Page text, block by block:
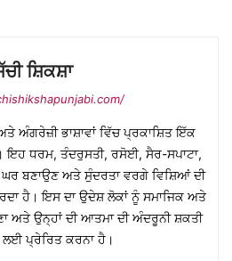
ਸ਼ਿਕਸ਼ਾ
ਅਤੇ ਅੰਗਰੇਜ਼ੀ ਭਾਸ਼ਾਵਾਂ ਵਿੱਚ ਪ੍ਰਕਾਸ਼ਿਤ ਇੱਕ
ਇਹ ਧਰਮ, ਤੰਦਰੁਸਤੀ, ਰਸੋਈ, ਸੈਰ-ਸਪਾਟਾ,
ਬਣਾਉਣ ਅਤੇ ਸੁੰਦਰਤਾ ਵਰਗੇ ਵਿਸ਼ਿਆਂ ਦੀ
ਹੈ। ਇਸ ਦਾ ਉਦੇਸ਼ ਲੋਕਾਂ ਨੂੰ ਸਮਾਜਿਕ ਅਤੇ
ਅਤੇ ਉਨ੍ਹਾਂ ਦੀ ਆਤਮਾ ਦੀ ਅੰਦਰੂਨੀ ਸ਼ਕਤੀ
ਲਈ ਪ੍ਰੇਰਿਤ ਕਰਨਾ ਹੈ।